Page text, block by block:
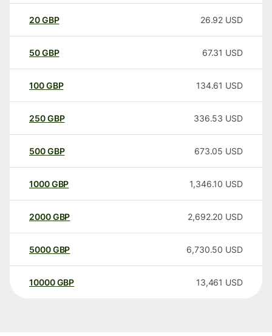
20GBP 26.92 USD
50GBP 67.31 USD
100GBP 134.61 USD
250GBP 336.53 USD
500GBP 673.05 USD
1000GBP 1,346.10 USD
2000GBP 2,692.20 USD
5000GBP 6,730.50 USD
10000 GBP 13,461 USD